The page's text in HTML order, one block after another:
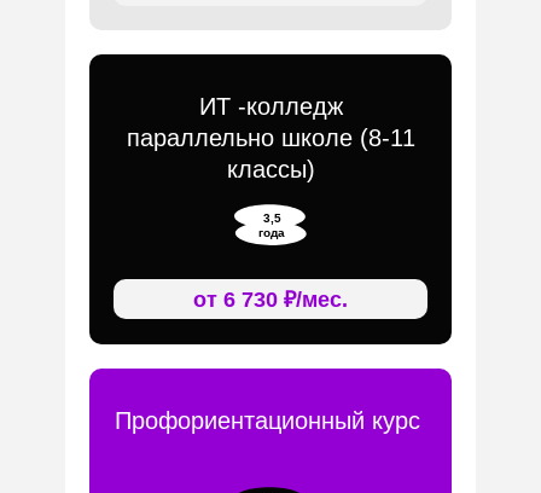
ИТ -колледж
параллельно школе (8-11
классы)
от 6 730 ₽/мес.
3,5
года
Профориентационный курс